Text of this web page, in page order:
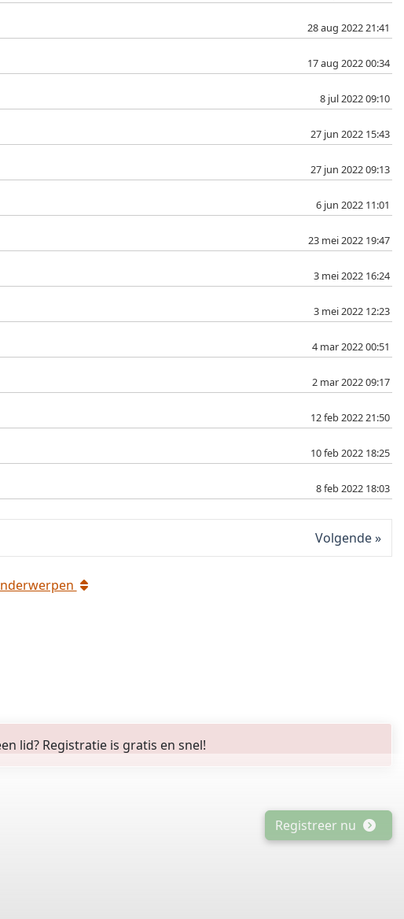
28 aug 2022 21:41
17 aug 2022 00:34
8 jul 2022 09:10
27 jun 2022 15:43
27 jun 2022 09:13
6 jun 2022 11:01
23 mei 2022 19:47
3 mei 2022 16:24
3 mei 2022 12:23
4 mar 2022 00:51
2 mar 2022 09:17
12 feb 2022 21:50
10 feb 2022 18:25
8 feb 2022 18:03
Volgende
lid? Registratie is gratis en snel!
Registreer nu